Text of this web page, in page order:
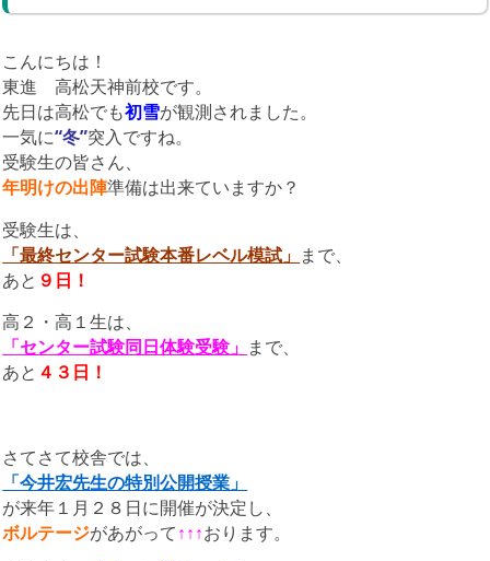
こんにちは！
東進 高松天神前校です。
先日は高松でも初雪が観測されました。
一気に“冬”突入ですね。
受験生の皆さん、
年明けの出陣準備は出来ていますか？
受験生は、
「最終センター試験本番レベル模試」 まで、
あと ９日！
高２・高１生は、
「センター試験同日体験受験」 まで、
あと ４３日！
さてさて校舎では、
「今井宏先生の特別公開授業」
が来年１月２８日に開催が決定し、
ボルテージがあがって↑↑↑おります。